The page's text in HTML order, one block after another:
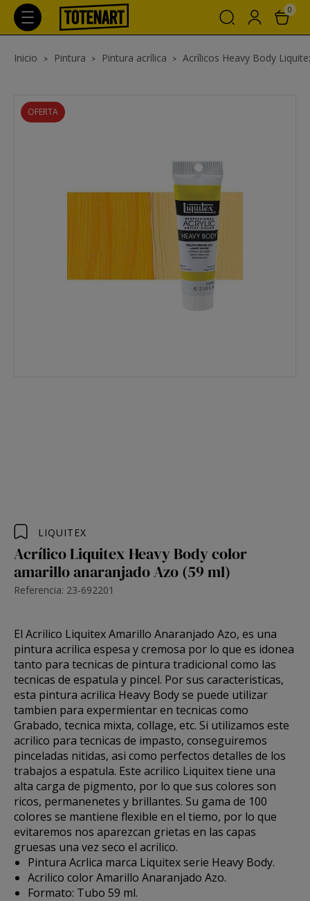
0
Inicio Pintura Pintura acrílica Acrílicos Heavy Body
OFERTA
LIQUITEX
Acrílico Liquitex Heavy Body color
amarillo anaranjado Azo (59 ml)
Referencia: 23-692201
El Acrilico LiquitexAmarillo Anaranjado Azo, es una
pintura acrilica espesa y cremosa por lo que es idonea
tanto para tecnicas de pintura tradicional como las
tecnicas de espatula y pincel. Por sus caracteristicas,
esta pintura acrilica Heavy Bodyse puede utilizar
tambien para expermientar en tecnicas como
Grabado, tecnica mixta, collage, etc. Si utilizamos este
acrilico para tecnicas de impasto, conseguiremos
pinceladas nitidas, asi como perfectos detalles de los
trabajos a espatula. Este acrilico Liquitextiene una
alta carga de pigmento, por lo que sus colores son
ricos, permanenetes y brillantes. Su gama de 100
colores se mantiene flexible en el tiemo, por lo que
evitaremos nos aparezcan grietas en las capas
gruesas una vez seco el acrilico.
Pintura Acrlica marca Liquitex serie Heavy Body.
Acrilico color Amarillo Anaranjado Azo.
Formato: Tubo 59 ml.